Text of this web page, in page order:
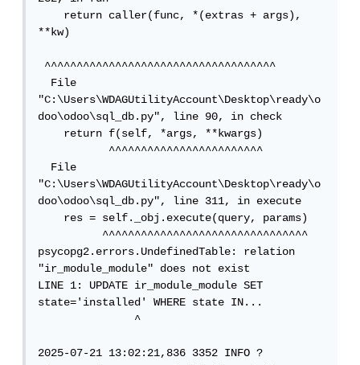
return caller(func, *(extras + args),
**kw)
^^^^^^^^^^^^^^^^^^^^^^^^^^^^^^^^^^^^
File
"C:\Users\WDAGUtilityAccount\Desktop\ready\o
doo\odoo\sql_db.py", line 90, in check
return f(self, *args, **kwargs)
^^^^^^^^^^^^^^^^^^^^^^^^
File
"C:\Users\WDAGUtilityAccount\Desktop\ready\o
doo\odoo\sql_db.py", line 311, in execute
res = self._obj.execute(query, params)
^^^^^^^^^^^^^^^^^^^^^^^^^^^^^^^^
psycopg2.errors.UndefinedTable: relation
"ir_module_module" does not exist
LINE 1: UPDATE ir_module_module SET
state='installed' WHERE state IN...
^
2025-07-21 13:02:21,836 3352 INFO ?